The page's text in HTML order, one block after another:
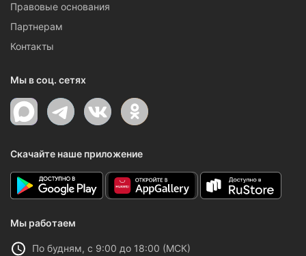
Правовые основания
Партнерам
Контакты
Мы в соц. сетях
Скачайте наше приложение
Мы работаем
По будням, с 9:00 до 18:00 (МСК)